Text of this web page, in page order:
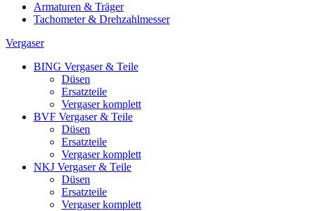
Armaturen & Träger
Tachometer & Drehzahlmesser
Vergaser
BING Vergaser & Teile
Düsen
Ersatzteile
Vergaser komplett
BVF Vergaser & Teile
Düsen
Ersatzteile
Vergaser komplett
NKJ Vergaser & Teile
Düsen
Ersatzteile
Vergaser komplett